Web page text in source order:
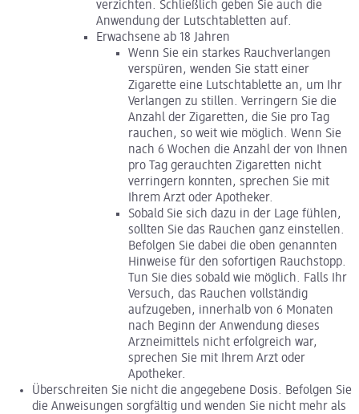
verzichten. Schließlich geben Sie auch die
Anwendung der Lutschtabletten auf.
Erwachsene ab 18 Jahren
Wenn Sie ein starkes Rauchverlangen
verspüren, wenden Sie statt einer
Zigarette eine Lutschtablette an, um Ihr
Verlangen zu stillen. Verringern Sie die
Anzahl der Zigaretten, die Sie pro Tag
rauchen, so weit wie möglich. Wenn Sie
nach 6 Wochen die Anzahl der von Ihnen
pro Tag gerauchten Zigaretten nicht
verringern konnten, sprechen Sie mit
Ihrem Arzt oder Apotheker.
Sobald Sie sich dazu in der Lage fühlen,
sollten Sie das Rauchen ganz einstellen.
Befolgen Sie dabei die oben genannten
Hinweise für den sofortigen Rauchstopp.
Tun Sie dies sobald wie möglich. Falls Ihr
Versuch, das Rauchen vollständig
aufzugeben, innerhalb von 6 Monaten
nach Beginn der Anwendung dieses
Arzneimittels nicht erfolgreich war,
sprechen Sie mit Ihrem Arzt oder
Apotheker.
Überschreiten Sie nicht die angegebene Dosis. Befolgen Sie
die Anweisungen sorgfältig und wenden Sie nicht mehr als